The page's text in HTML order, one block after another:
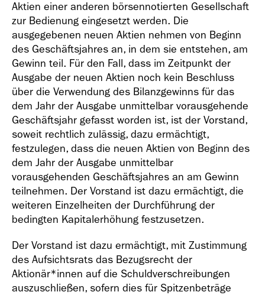
Aktien einer anderen börsennotierten Gesellschaft
zur Bedienung eingesetzt werden. Die
ausgegebenen neuen Aktien nehmen von Beginn
des Geschäftsjahres an, in dem sie entstehen, am
Gewinn teil. Für den Fall, dass im Zeitpunkt der
Ausgabe der neuen Aktien noch kein Beschluss
über die Verwendung des Bilanzgewinns für das
dem Jahr der Ausgabe unmittelbar vorausgehende
Geschäftsjahr gefasst worden ist, ist der Vorstand,
soweit rechtlich zulässig, dazu ermächtigt,
festzulegen, dass die neuen Aktien von Beginn des
dem Jahr der Ausgabe unmittelbar
vorausgehenden Geschäftsjahres an am Gewinn
teilnehmen. Der Vorstand ist dazu ermächtigt, die
weiteren Einzelheiten der Durchführung der
bedingten Kapitalerhöhung festzusetzen.
Der Vorstand ist dazu ermächtigt, mit Zustimmung
des Aufsichtsrats das Bezugsrecht der
Aktionär*innen auf die Schuldverschreibungen
auszuschließen, sofern dies für Spitzenbeträge